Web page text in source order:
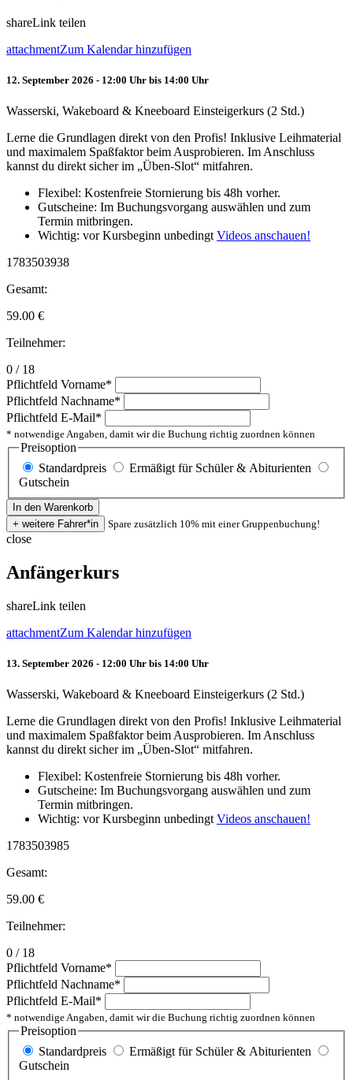
shareLink teilen
attachmentZum Kalendar hinzufügen
12. September 2026 - 12:00 Uhr bis 14:00 Uhr
Wasserski, Wakeboard & Kneeboard Einsteigerkurs (2 Std.)
Lerne die Grundlagen direkt von den Profis! Inklusive Leihmaterial
und maximalem Spaßfaktor beim Ausprobieren. Im Anschluss
kannst du direkt sicher im „Üben-Slot“ mitfahren.
Flexibel: Kostenfreie Stornierung bis 48h vorher.
Gutscheine: Im Buchungsvorgang auswählen und zum
Termin mitbringen.
Wichtig: vor Kursbeginn unbedingt Videos anschauen!
1783503938
Gesamt:
59.00 €
Teilnehmer:
0 / 18
Pflichtfeld Vorname*
Pflichtfeld Nachname*
Pflichtfeld E-Mail*
* notwendige Angaben, damit wir die Buchung richtig zuordnen können
Preisoption
Standardpreis
Ermäßigt für Schüler & Abiturienten
Gutschein
Spare zusätzlich 10% mit einer Gruppenbuchung!
close
Anfängerkurs
shareLink teilen
attachmentZum Kalendar hinzufügen
13. September 2026 - 12:00 Uhr bis 14:00 Uhr
Wasserski, Wakeboard & Kneeboard Einsteigerkurs (2 Std.)
Lerne die Grundlagen direkt von den Profis! Inklusive Leihmaterial
und maximalem Spaßfaktor beim Ausprobieren. Im Anschluss
kannst du direkt sicher im „Üben-Slot“ mitfahren.
Flexibel: Kostenfreie Stornierung bis 48h vorher.
Gutscheine: Im Buchungsvorgang auswählen und zum
Termin mitbringen.
Wichtig: vor Kursbeginn unbedingt Videos anschauen!
1783503985
Gesamt:
59.00 €
Teilnehmer:
0 / 18
Pflichtfeld Vorname*
Pflichtfeld Nachname*
Pflichtfeld E-Mail*
* notwendige Angaben, damit wir die Buchung richtig zuordnen können
Preisoption
Standardpreis
Ermäßigt für Schüler & Abiturienten
Gutschein